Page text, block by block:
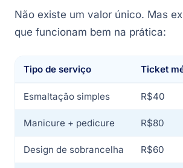
Não existe um valor único. Mas
que funcionam bem na prática:
Tipo de serviço Ticket
Esmaltação simples R$40
Manicure + pedicure R$80
Design de sobrancelha R$60